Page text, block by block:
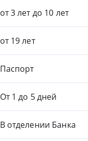
от 3 лет до 10 лет
от 19 лет
Паспорт
От 1 до 5 дней
В отделении Банка